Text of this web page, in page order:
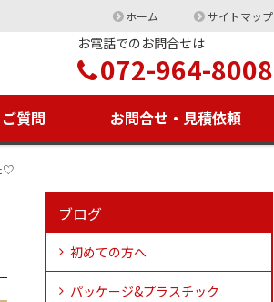
ホーム サイトマップ
お電話でのお問合せは
072-964-8008
質問 お問合せ・見積依頼
♡
ブログ
初めての方へ
パッケージ&プラスチック